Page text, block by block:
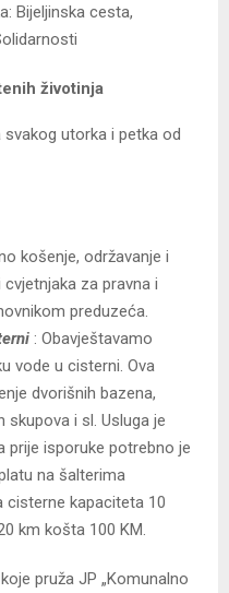
Bijeljinska cesta,
životinja
svakog utorka i petka od
košenje, održavanje i
za pravna i
preduzeća.
: Obavještavamo
vode u cisterni. Ova
dvorišnih bazena,
skupova i sl. Usluga je
prije isporuke potrebno je
na šalterima
cisterne kapaciteta 10
km košta 100 KM.
koje pruža JP „Komunalno